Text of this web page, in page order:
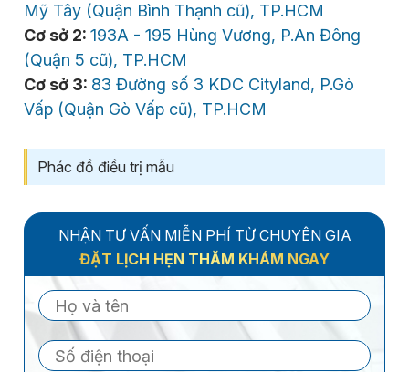
Mỹ Tây (Quận Bình Thạnh cũ), TP.HCM
Cơ sở 2: 193A - 195 Hùng Vương, P.An Đông
(Quận 5 cũ), TP.HCM
Cơ sở 3: 83 Đường số 3 KDC Cityland, P.Gò
Vấp (Quận Gò Vấp cũ), TP.HCM
Phác đồ điều trị mẫu
NHẬN TƯ VẤN MIỄN PHÍ TỪ CHUYÊN GIA
ĐẶT LỊCH HẸN THĂM KHÁM NGAY